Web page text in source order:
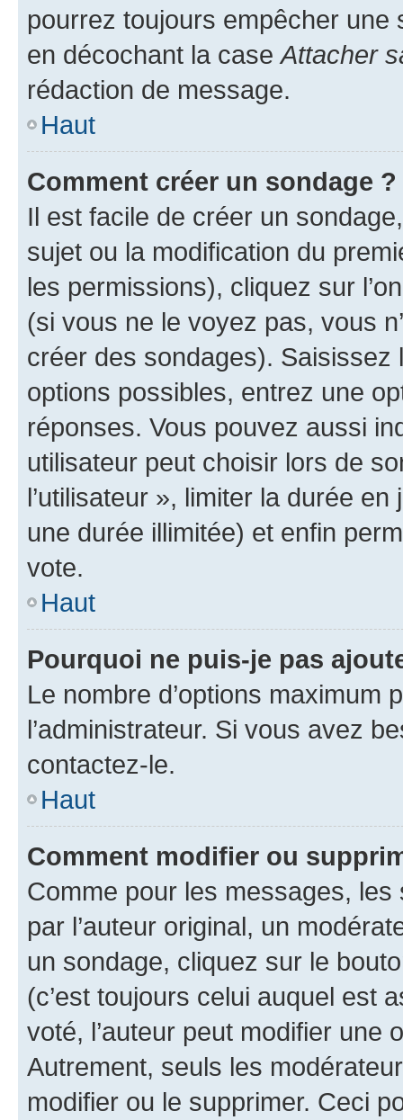
pourrez toujours empêcher une
en décochant la case Attacher
rédaction de message.
Haut
Comment créer un sondage ?
Il est facile de créer un
sujet ou la modification du
les permissions), cliquez sur
(si vous ne le voyez pas, vous
créer des sondages).
options possibles, entrez une
réponses. Vous pouvez aussi
utilisateur peut choisir lors de
l’utilisateur », limiter la durée
une durée illimitée) et enfin
vote.
Haut
Pourquoi ne puis-je pas
Le nombre d’options maximum
l’administrateur. Si vous avez
contactez-le.
Haut
Comment modifier ou
Comme pour les messages,
par l’auteur original, un
un sondage, cliquez sur le
(c’est toujours celui auquel est
voté, l’auteur peut modifier une
Autrement, seuls les
modifier ou le supprimer. Ceci